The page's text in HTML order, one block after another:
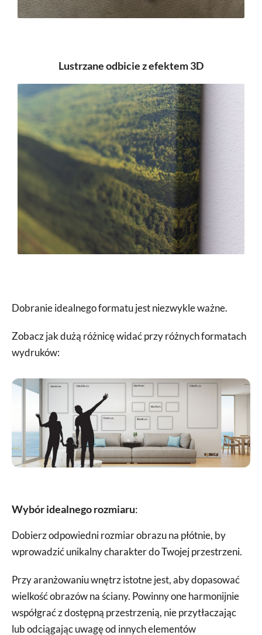
Lustrzane odbicie z efektem 3D
Dobranie idealnego formatu jest niezwykle ważne.
Zobacz jak dużą różnicę widać przy różnych formatach
wydruków:
Wybór idealnego rozmiaru:
Dobierz odpowiedni rozmiar obrazu na płótnie, by
wprowadzić unikalny charakter do Twojej przestrzeni.
Przy aranżowaniu wnętrz istotne jest, aby dopasować
wielkość obrazów na ściany. Powinny one harmonijnie
współgrać z dostępną przestrzenią, nie przytłaczając
lub odciągając uwagę od innych elementów